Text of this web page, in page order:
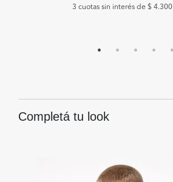
3 cuotas sin interés de $ 4.300
Completá tu look